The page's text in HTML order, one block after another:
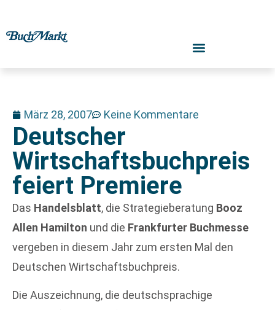
März 28, 2007 Keine Kommentare
Deutscher
Wirtschaftsbuchpreis
feiert Premiere
Das Handelsblatt, die Strategieberatung Booz
Allen Hamilton und die Frankfurter Buchmesse
vergeben in diesem Jahr zum ersten Mal den
Deutschen Wirtschaftsbuchpreis.
Die Auszeichnung, die deutschsprachige